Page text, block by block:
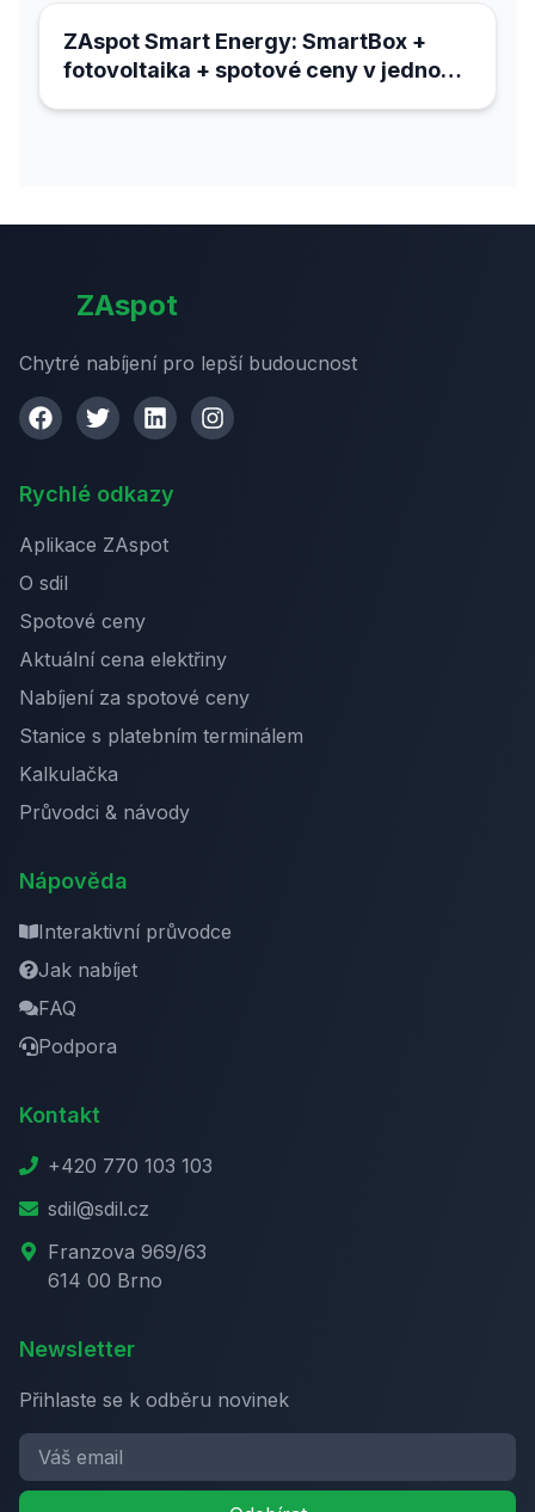
ZAspot Smart Energy: SmartBox +
fotovoltaika + spotové ceny v jednom
ZAspot
Chytré nabíjení pro lepší budoucnost
Rychlé odkazy
Aplikace ZAspot
O sdil
Spotové ceny
Aktuální cena elektřiny
Nabíjení za spotové ceny
Stanice s platebním terminálem
Kalkulačka
Průvodci & návody
Nápověda
Interaktivní průvodce
Jak nabíjet
FAQ
Podpora
Kontakt
+420 770 103 103
sdil@sdil.cz
Franzova 969/63
614 00 Brno
Newsletter
Přihlaste se k odběru novinek